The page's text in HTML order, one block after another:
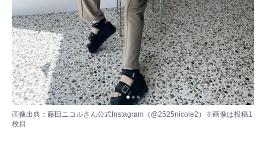
画像出典： 藤田ニコルさん公式Instagram（@2525nicole2） ※画像は投稿1
枚目